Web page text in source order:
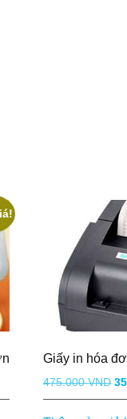
Giấy in hóa
475.000VND